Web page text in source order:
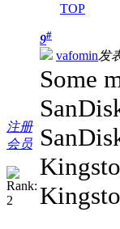
TOP
注册
会员
9#
vafomin发
Some